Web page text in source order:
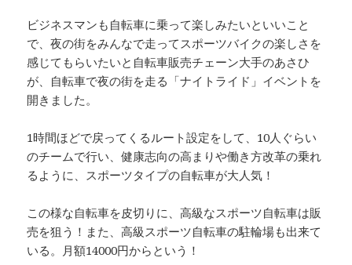
ビジネスマンも自転車に乗って楽しみたいといいこと
で、夜の街をみんなで走ってスポーツバイクの楽しさを
感じてもらいたいと自転車販売チェーン大手のあさひ
が、自転車で夜の街を走る「ナイトライド」イベントを
開きました。
1時間ほどで戻ってくるルート設定をして、10人ぐらい
のチームで行い、健康志向の高まりや働き方改革の乗れ
るように、スポーツタイプの自転車が大人気！
この様な自転車を皮切りに、高級なスポーツ自転車は販
売を狙う！また、高級スポーツ自転車の駐輪場も出来て
いる。月額14000円からという！